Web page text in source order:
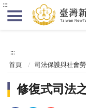
:::
:::
首頁 司法保護與社會
修復式司法